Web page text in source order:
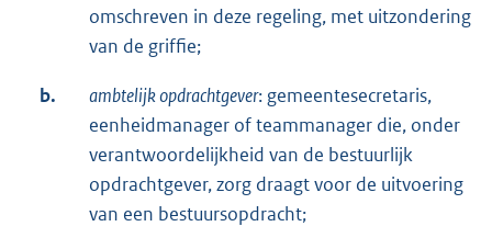
omschreven in deze regeling, met uitzondering
van de griffie;
b. ambtelijk opdrachtgever: gemeentesecretaris,
eenheidmanager of teammanager die, onder
verantwoordelijkheid van de bestuurlijk
opdrachtgever, zorg draagt voor de uitvoering
van een bestuursopdracht;